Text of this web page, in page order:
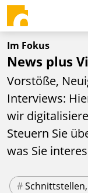
Im Fokus
News plus
Vorstöße,
Interviews:
wir
Steuern Sie
was Sie
#Schnittstellen,